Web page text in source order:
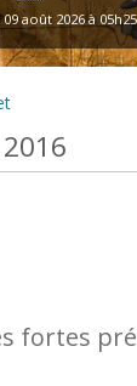
août 2026 à 05h25
fortes